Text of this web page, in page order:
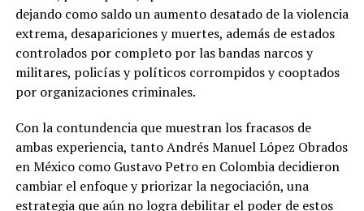
dejando como saldo un aumento desatado de la violencia
extrema, desapariciones y muertes, además de estados
controlados por completo por las bandas narcos y
militares, policías y políticos corrompidos y cooptados
por organizaciones criminales.
Con la contundencia que muestran los fracasos de
ambas experiencia, tanto Andrés Manuel López Obrados
en México como Gustavo Petro en Colombia decidieron
cambiar el enfoque y priorizar la negociación, una
estrategia que aún no logra debilitar el poder de estos